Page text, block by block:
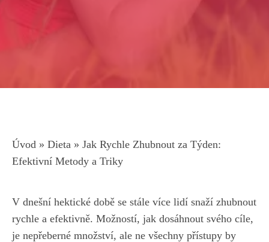
Úvod » Dieta » Jak Rychle Zhubnout za Týden:
Efektivní Metody a Triky
V dnešní⁤ hektické době​ se stále více‍ lidí snaží zhubnout
‌rychle ⁢a efektivně. ‍Možností, jak dosáhnout svého cíle,
je nepřeberné množství, ⁢ale ne‍ všechny přístupy by